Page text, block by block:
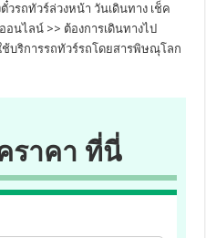
วรถทัวร์ล่วงหน้า วันเดินทาง เช็ค
นไลน์ >> ต้องการเดินทางไป
ช้บริการรถทัวร์รถโดยสารพิษณุโลก
ราคา ที่นี่